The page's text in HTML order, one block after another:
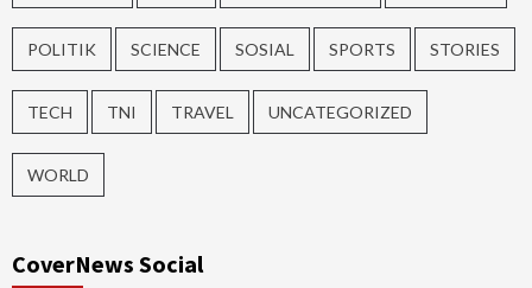
POLITIK SCIENCE SOSIAL SPORTS STORIES
TECH TNI TRAVEL UNCATEGORIZED
WORLD
CoverNews Social